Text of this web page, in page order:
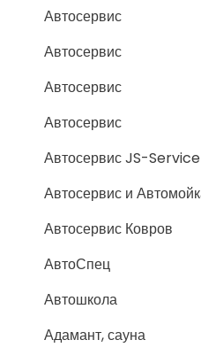
Автосервис
Автосервис
Автосервис
Автосервис
Автосервис JS-Service
Автосервис и
Автосервис Ковров
АвтоСпец
Автошкола
Адамант, сауна